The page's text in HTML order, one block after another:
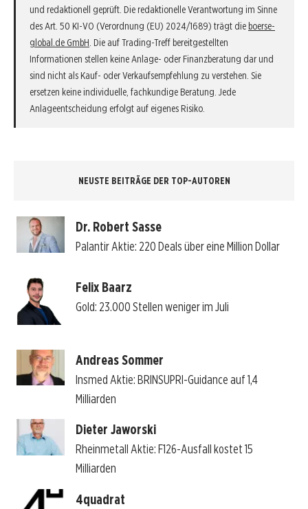
und redaktionell geprüft. Die redaktionelle Verantwortung im Sinne
des Art. 50 KI-VO (Verordnung (EU) 2024/1689) trägt die boerse-
global.de GmbH . Die auf Trading-Treff bereitgestellten
Informationen stellen keine Anlage- oder Finanzberatung dar und
sind nicht als Kauf- oder Verkaufsempfehlung zu verstehen. Sie
ersetzen keine individuelle, fachkundige Beratung. Jede
Anlageentscheidung erfolgt auf eigenes Risiko.
NEUSTE BEITRÄGE DER TOP-AUTOREN
Dr. Robert Sasse
Palantir Aktie: 220 Deals über eine Million Dollar
Felix Baarz
Gold: 23.000 Stellen weniger im Juli
Andreas Sommer
Insmed Aktie: BRINSUPRI-Guidance auf 1,4
Milliarden
Dieter Jaworski
Rheinmetall Aktie: F126-Ausfall kostet 15
Milliarden
4quadrat